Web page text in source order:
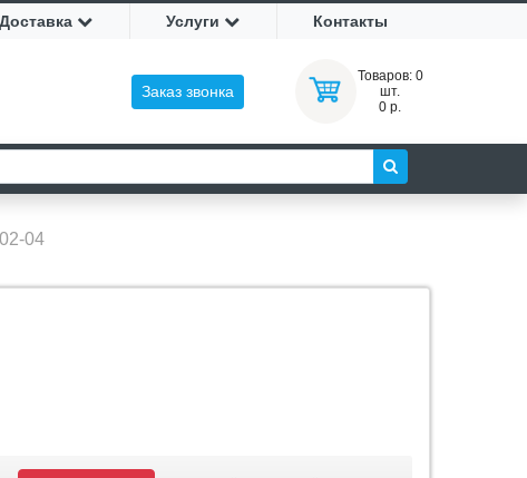
Доставка Услуги Контакты
Заказ звонка
Товаров: 0
шт.
0 р.
04